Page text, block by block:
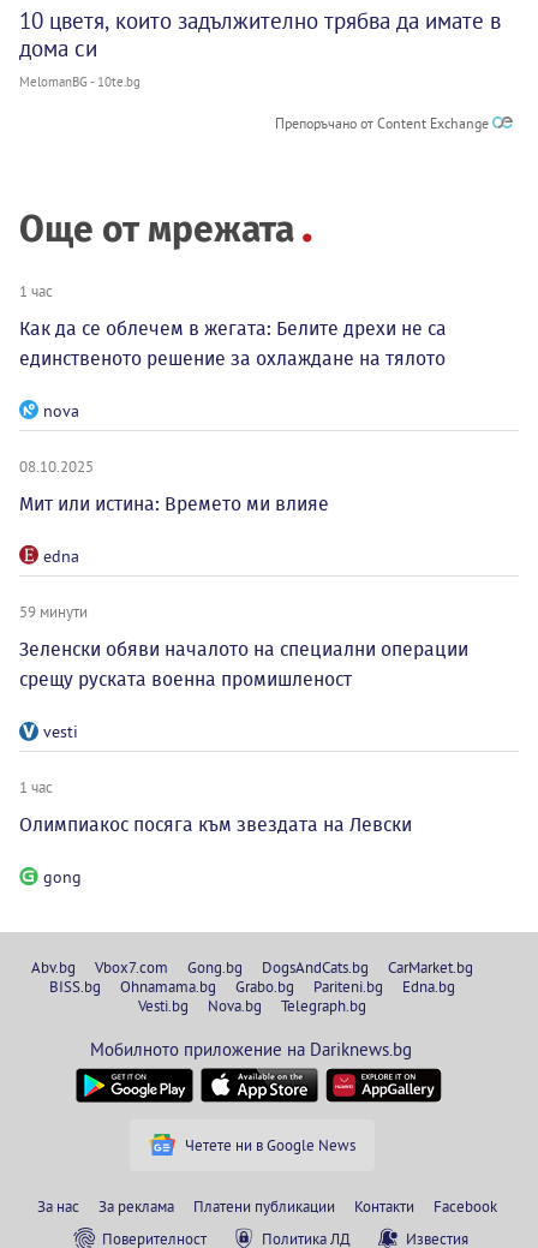
10 цветя, които задължително трябва да имате в
дома си
MelomanBG - 10te.bg
Препоръчано от Content Exchange
Още от мрежата
1 час
Как да се облечем в жегата: Белите дрехи не са
единственото решение за охлаждане на тялото
nova
08.10.2025
Мит или истина: Времето ми влияе
edna
59 минути
Зеленски обяви началото на специални операции
срещу руската военна промишленост
vesti
1 час
Олимпиакос посяга към звездата на Левски
gong
Abv.bg Vbox7.com Gong.bg DogsAndCats.bg
CarMarket.bg
BISS.bg
Ohnamama.bg Grabo.bg Pariteni.bg
Edna.bg
Vesti.bg
Nova.bg Telegraph.bg
Мобилното приложение на Dariknews.bg
Четете ни в Google News
За нас За реклама Платени публикации Контакти
Facebook
Поверителност
Политика ЛД Известия